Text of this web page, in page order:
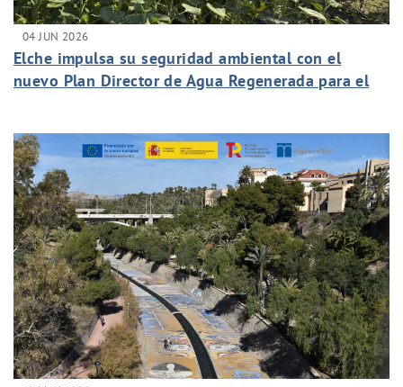
04 JUN 2026
Elche impulsa su seguridad ambiental con el
nuevo Plan Director de Agua Regenerada para el